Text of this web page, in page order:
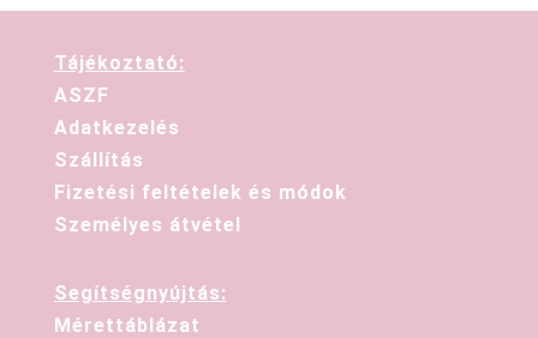
Tájékoztató:
ASZF
Adatkezelés
Szállítás
Fizetési feltételek és módok
Személyes átvétel
Segítségnyújtás:
Mérettáblázat